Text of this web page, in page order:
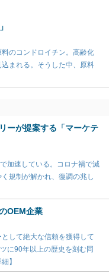
のコンドロイチン。高齢化
まれる。そうした中、原料
ーが提案する「マーケテ
加速している。コロナ禍で減
規制が解かれ、復調の兆し
OEM企業
して絶大な信頼を獲得して
に90年以上の歴史を刻む同
】